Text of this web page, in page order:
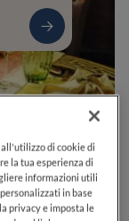
0
di cookie di
la tua esperienza di
informazioni utili
in base
privacy e imposta le